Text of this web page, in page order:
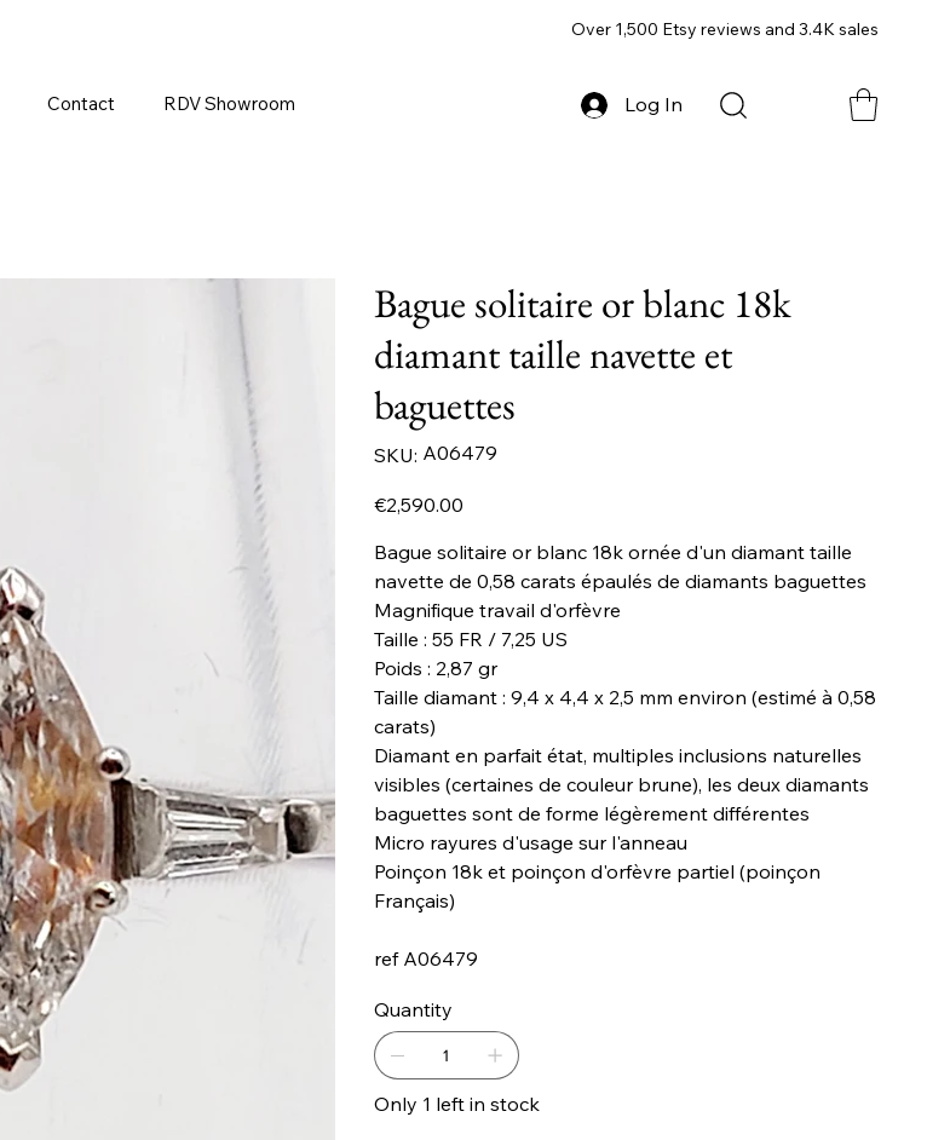
Contact RDV Showroom Log In
Over 1,500 Etsy reviews and 3.4K sales
Bague solitaire or blanc 18k
diamant taille navette et
baguettes
SKU:
SKU
A06479
A06479
Price
€2,590.00
Bague solitaire or blanc 18k ornée d'un diamant taille
navette de 0,58 carats épaulés de diamants baguettes
Magnifique travail d'orfèvre
Taille : 55 FR / 7,25 US
Poids : 2,87 gr
Taille diamant : 9,4 x 4,4 x 2,5 mm environ (estimé à 0,58
carats)
Diamant en parfait état, multiples inclusions naturelles
visibles (certaines de couleur brune), les deux diamants
baguettes sont de forme légèrement différentes
Micro rayures d'usage sur l'anneau
Poinçon 18k et poinçon d'orfèvre partiel (poinçon
Français)
ref A06479
Quantity
Only 1 left in stock